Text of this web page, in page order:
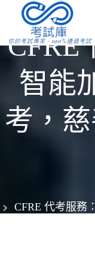
content
CFRE
智能
考，
CFRE 代考服務